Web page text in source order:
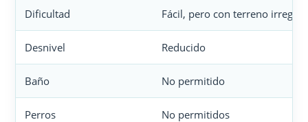
Dificultad Fácil, pero con terreno
Desnivel Reducido
Baño No permitido
Perros No permitidos